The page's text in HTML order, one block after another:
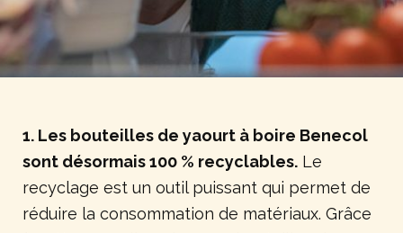
1. Les bouteilles de yaourt à boire Benecol
sont désormais 100 % recyclables. Le
recyclage est un outil puissant qui permet de
réduire la consommation de matériaux. Grâce